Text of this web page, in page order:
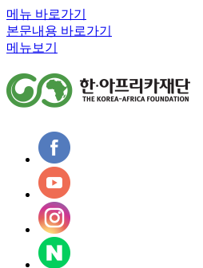
메뉴 바로가기
본문내용 바로가기
메뉴보기